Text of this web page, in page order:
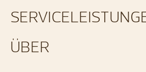
ÜBER